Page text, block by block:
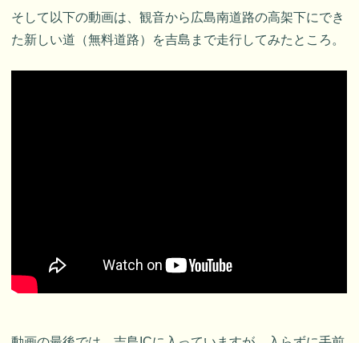
そして以下の動画は、観音から広島南道路の高架下にでき
た新しい道（無料道路）を吉島まで走行してみたところ。